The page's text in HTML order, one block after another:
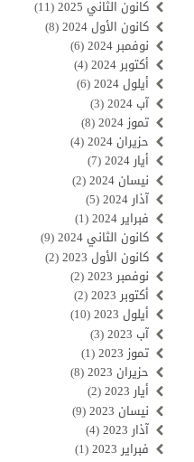
كانون الثاني 2025
(11)
كانون الأول 2024
(8)
نوفمبر 2024
(6)
أكتوبر 2024
(4)
أيلول 2024
(6)
آب 2024
(3)
تموز 2024
(8)
حزيران 2024
(4)
أيار 2024
(7)
نيسان 2024
(2)
آذار 2024
(5)
فبراير 2024
(1)
كانون الثاني 2024
(9)
كانون الأول 2023
(2)
نوفمبر 2023
(2)
أكتوبر 2023
(2)
أيلول 2023
(10)
آب 2023
(3)
تموز 2023
(1)
حزيران 2023
(8)
أيار 2023
(2)
نيسان 2023
(9)
آذار 2023
(4)
فبراير 2023
(1)